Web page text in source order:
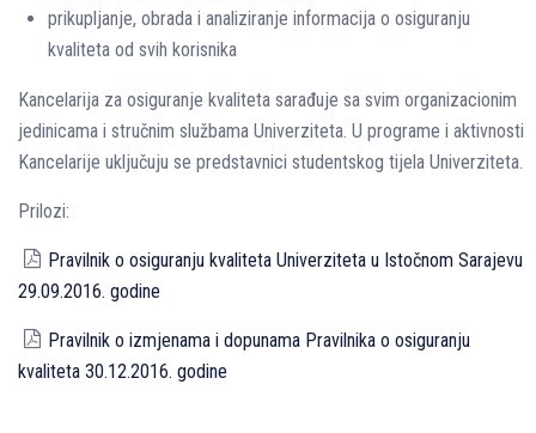
prikupljanje, obrada i analiziranje informacija o osiguranju
kvaliteta od svih korisnika
Kancelarija za osiguranje kvaliteta sarađuje sa svim organizacionim
jedinicama i stručnim službama Univerziteta. U programe i aktivnosti
Kancelarije uključuju se predstavnici studentskog tijela Univerziteta.
Prilozi:
Pravilnik o osiguranju kvaliteta Univerziteta u Istočnom Sarajevu
29.09.2016. godine
Pravilnik o izmjenama i dopunama Pravilnika o osiguranju
kvaliteta 30.12.2016. godine